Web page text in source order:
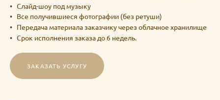
Слайд-шоу под музыку
Все получившиеся фотографии (без ретуши)
Передача материала заказчику через облачное хранилище
Срок исполнения заказа до 6 недель.
ЗАКАЗАТЬ УСЛУГУ